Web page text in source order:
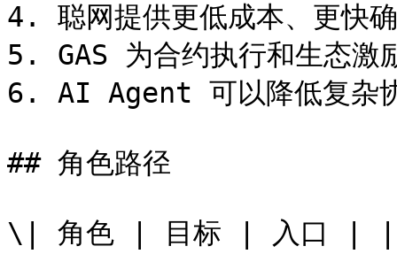
4. 聪网提供更低成本、更快
5. GAS 为合约执行和生态激
6. AI Agent 可以降低复杂
## 角色路径
\| 角色 | 目标 | 入口